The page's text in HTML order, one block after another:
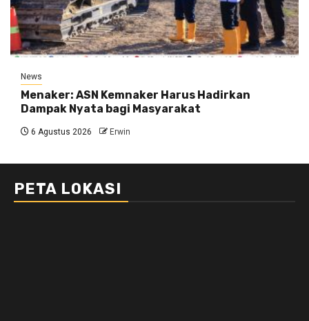
News
Menaker: ASN Kemnaker Harus Hadirkan
Dampak Nyata bagi Masyarakat
6 Agustus 2026 Erwin
PETA LOKASI